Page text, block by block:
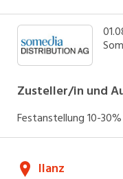
Zustellung von Zeitungen
an
Zusteller/in und
Festanstellung10-30%
Ilanz